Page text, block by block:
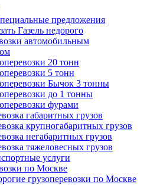
предложения
Газель недорого
автомобильным
20 тонн
5 тонн
Бычок 3 тонны
до 1 тонны
фурами
габаритных грузов
крупногабаритных грузов
негабаритных грузов
тяжеловесных грузов
услуги
по Москве
грузоперевозки по Москве